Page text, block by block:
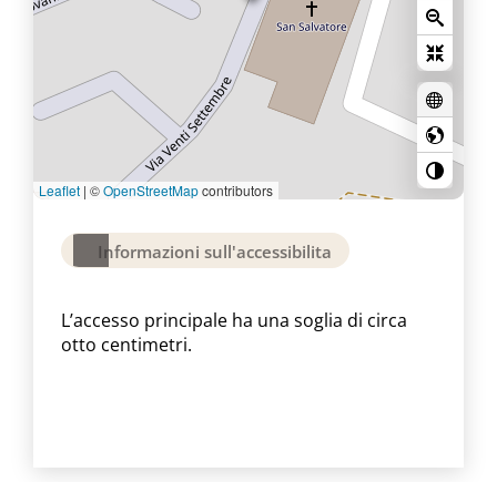
Leaflet | ©OpenStreetMapcontributors
Informazioni sull'accessibilita
L’accesso principale ha una soglia di circa
otto centimetri.